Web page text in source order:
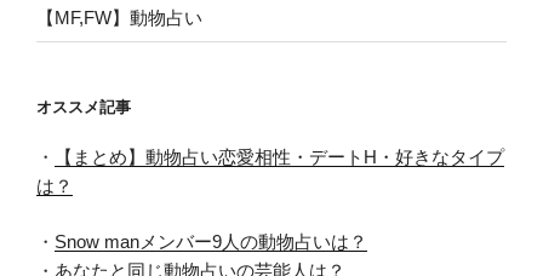
【MF,FW】動物占い
オススメ記事
・
【まとめ】動物占い恋愛相性・デートH・好きなタイプ
は？
・ Snow manメンバー9人の動物占いは？
・ あなたと同じ動物占いの芸能人は？